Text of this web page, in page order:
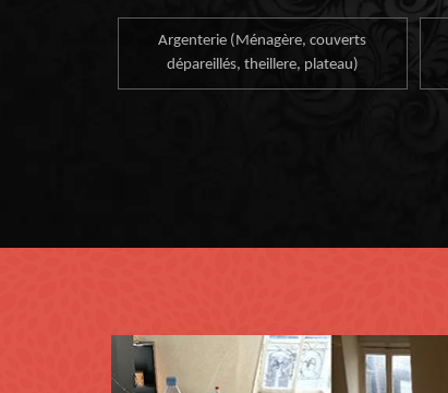
Argenterie (Ménagère, couverts
dépareillés, theillere, plateau)